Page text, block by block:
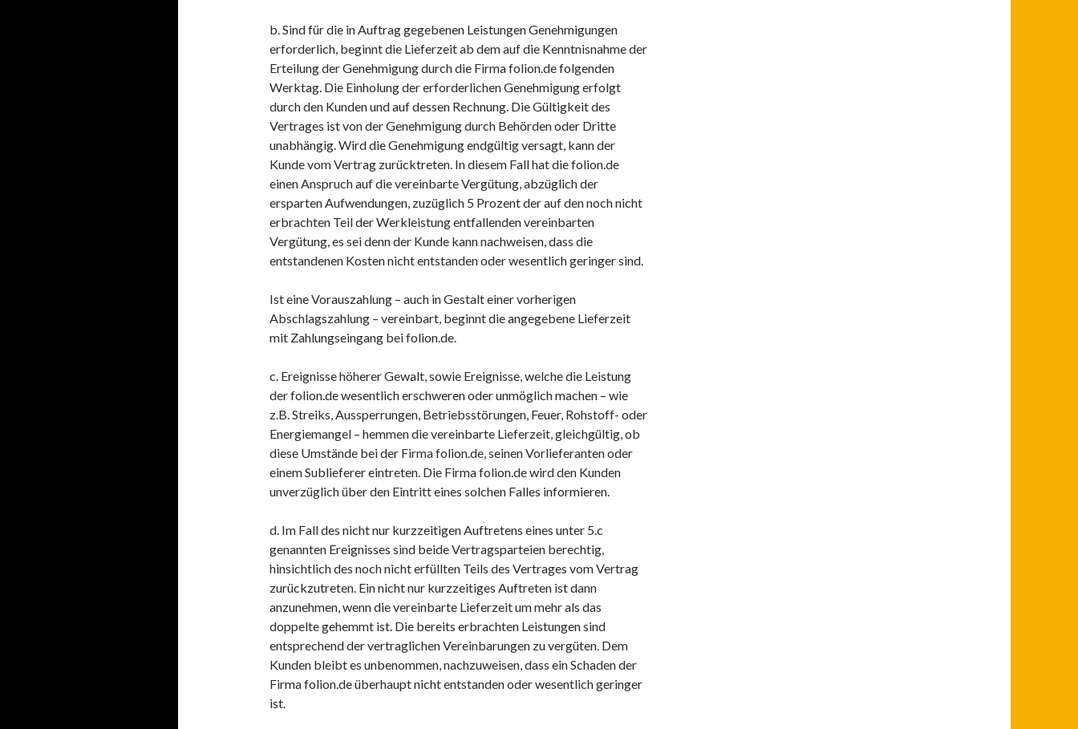
b. Sind für die in Auftrag gegebenen Leistungen Genehmigungen
erforderlich, beginnt die Lieferzeit ab dem auf die Kenntnisnahme der
Erteilung der Genehmigung durch die Firma folion.de folgenden
Werktag. Die Einholung der erforderlichen Genehmigung erfolgt
durch den Kunden und auf dessen Rechnung. Die Gültigkeit des
Vertrages ist von der Genehmigung durch Behörden oder Dritte
unabhängig. Wird die Genehmigung endgültig versagt, kann der
Kunde vom Vertrag zurücktreten. In diesem Fall hat die folion.de
einen Anspruch auf die vereinbarte Vergütung, abzüglich der
ersparten Aufwendungen, zuzüglich 5 Prozent der auf den noch nicht
erbrachten Teil der Werkleistung entfallenden vereinbarten
Vergütung, es sei denn der Kunde kann nachweisen, dass die
entstandenen Kosten nicht entstanden oder wesentlich geringer sind.
Ist eine Vorauszahlung – auch in Gestalt einer vorherigen
Abschlagszahlung – vereinbart, beginnt die angegebene Lieferzeit
mit Zahlungseingang bei folion.de.
c. Ereignisse höherer Gewalt, sowie Ereignisse, welche die Leistung
der folion.de wesentlich erschweren oder unmöglich machen – wie
z.B. Streiks, Aussperrungen, Betriebsstörungen, Feuer, Rohstoff- oder
Energiemangel – hemmen die vereinbarte Lieferzeit, gleichgültig, ob
diese Umstände bei der Firma folion.de, seinen Vorlieferanten oder
einem Sublieferer eintreten. Die Firma folion.de wird den Kunden
unverzüglich über den Eintritt eines solchen Falles informieren.
d. Im Fall des nicht nur kurzzeitigen Auftretens eines unter 5.c
genannten Ereignisses sind beide Vertragsparteien berechtig,
hinsichtlich des noch nicht erfüllten Teils des Vertrages vom Vertrag
zurückzutreten. Ein nicht nur kurzzeitiges Auftreten ist dann
anzunehmen, wenn die vereinbarte Lieferzeit um mehr als das
doppelte gehemmt ist. Die bereits erbrachten Leistungen sind
entsprechend der vertraglichen Vereinbarungen zu vergüten. Dem
Kunden bleibt es unbenommen, nachzuweisen, dass ein Schaden der
Firma folion.de überhaupt nicht entstanden oder wesentlich geringer
ist.